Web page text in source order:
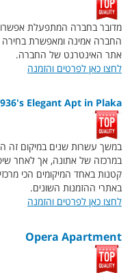
מדובר בחברה המתפעלת אפשרות
החברה אמינה ומאפשרת בחירה
אתר האינטרנט של החברה.
לחצו כאן לפרטים והזמנה
Elegant Apt in Plaka
במשך עשרות שנים במיקום זה
במרכזה של אתונה, אך לאחר
קטנות באחד המיקומים הכי
באתרי ההזמנות השונים.
לחצו כאן לפרטים והזמנה
Opera Apartment